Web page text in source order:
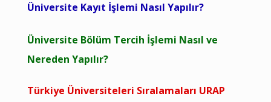
Üniversite Kayıt İşlemi Nasıl Yapılır?
Üniversite Bölüm Tercih İşlemi Nasıl ve
Nereden Yapılır?
Türkiye Üniversiteleri Sıralamaları URAP